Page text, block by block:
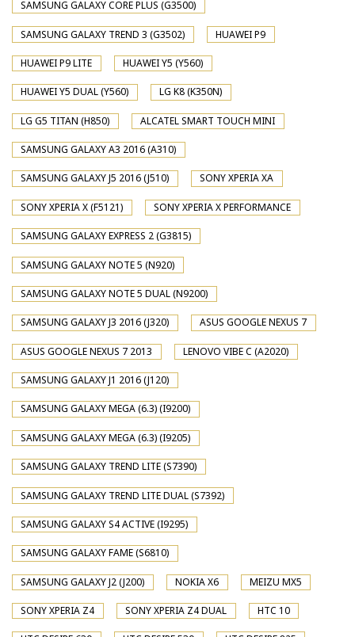
SAMSUNG GALAXY CORE PLUS (G3500)
SAMSUNG GALAXY TREND 3 (G3502) HUAWEI P9
HUAWEI P9 LITE HUAWEI Y5 (Y560)
HUAWEI Y5 DUAL (Y560) LG K8 (K350N)
LG G5 TITAN (H850) ALCATEL SMART TOUCH MINI
SAMSUNG GALAXY A3 2016 (A310)
SAMSUNG GALAXY J5 2016 (J510) SONY XPERIA XA
SONY XPERIA X (F5121) SONY XPERIA X PERFORMANCE
SAMSUNG GALAXY EXPRESS 2 (G3815)
SAMSUNG GALAXY NOTE 5 (N920)
SAMSUNG GALAXY NOTE 5 DUAL (N9200)
SAMSUNG GALAXY J3 2016 (J320) ASUS GOOGLE NEXUS 7
ASUS GOOGLE NEXUS 7 2013 LENOVO VIBE C (A2020)
SAMSUNG GALAXY J1 2016 (J120)
SAMSUNG GALAXY MEGA (6.3) (I9200)
SAMSUNG GALAXY MEGA (6.3) (I9205)
SAMSUNG GALAXY TREND LITE (S7390)
SAMSUNG GALAXY TREND LITE DUAL (S7392)
SAMSUNG GALAXY S4 ACTIVE (I9295)
SAMSUNG GALAXY FAME (S6810)
SAMSUNG GALAXY J2 (J200) NOKIA X6 MEIZU MX5
SONY XPERIA Z4 SONY XPERIA Z4 DUAL HTC 10